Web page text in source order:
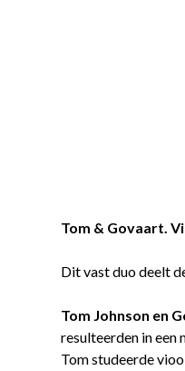
Tom & Govaart.
Dit vast duo deelt
Tom Johnson en
resulteerden in een
Tom studeerde